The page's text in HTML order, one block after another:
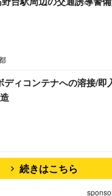
ディコンテナへの溶接/
続きはこちら